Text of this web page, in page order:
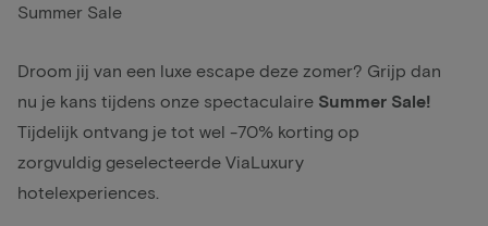
Summer Sale
Droom jij van een luxe escape deze zomer? Grijp dan
nu je kans tijdens onze spectaculaire Summer Sale!
Tijdelijk ontvang je tot wel -70% korting op
zorgvuldig geselecteerde ViaLuxury
hotelexperiences.